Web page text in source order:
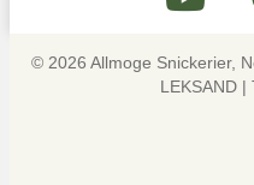
© 2026 Allmoge Snickerier,
LEKSAND |